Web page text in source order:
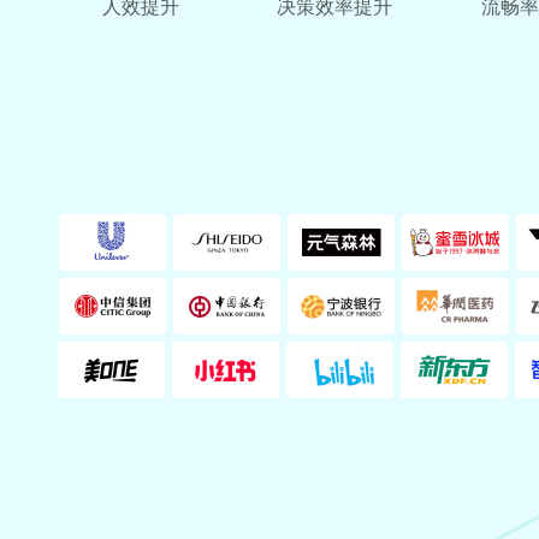
人效提升 决策效率提升 流畅